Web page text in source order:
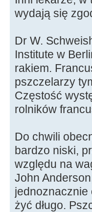
wydają się
Dr W.
Institute w
rakiem.
pszczelarzy
Częstość
rolników
Do chwili
bardzo niski,
względu na
John
jednoznacznie
żyć długo.